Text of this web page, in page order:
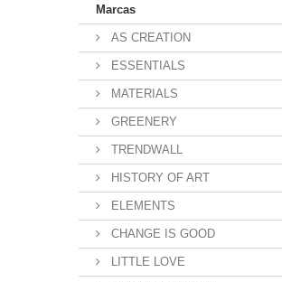
Marcas
AS CREATION
ESSENTIALS
MATERIALS
GREENERY
TRENDWALL
HISTORY OF ART
ELEMENTS
CHANGE IS GOOD
LITTLE LOVE